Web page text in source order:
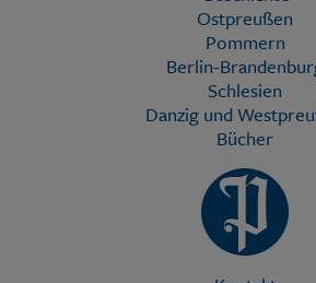
Ostpreußen
Pommern
Berlin-
Schlesien
Danzig und
Bücher